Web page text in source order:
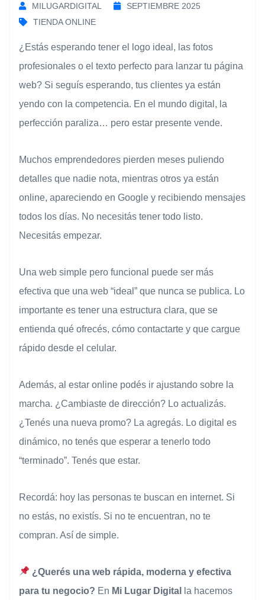
MILUGARDIGITAL
SEPTIEMBRE 2025
TIENDA ONLINE
¿Estás esperando tener el logo ideal, las fotos
profesionales o el texto perfecto para lanzar tu página
web? Si seguís esperando, tus clientes ya están
yendo con la competencia. En el mundo digital, la
perfección paraliza… pero estar presente vende.
Muchos emprendedores pierden meses puliendo
detalles que nadie nota, mientras otros ya están
online, apareciendo en Google y recibiendo mensajes
todos los días. No necesitás tener todo listo.
Necesitás empezar.
Una web simple pero funcional puede ser más
efectiva que una web “ideal” que nunca se publica. Lo
importante es tener una estructura clara, que se
entienda qué ofrecés, cómo contactarte y que cargue
rápido desde el celular.
Además, al estar online podés ir ajustando sobre la
marcha. ¿Cambiaste de dirección? Lo actualizás.
¿Tenés una nueva promo? La agregás. Lo digital es
dinámico, no tenés que esperar a tenerlo todo
“terminado”. Tenés que estar.
Recordá: hoy las personas te buscan en internet. Si
no estás, no existís. Si no te encuentran, no te
compran. Así de simple.
¿Querés una web rápida, moderna y efectiva
para tu negocio? En Mi Lugar Digital
la hacemos